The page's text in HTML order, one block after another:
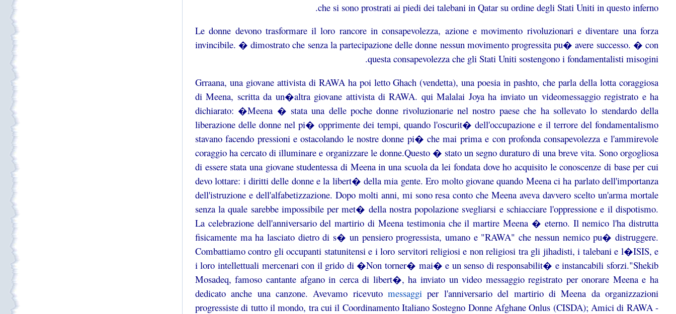
che si sono prostrati ai piedi dei talebani in Qatar su ordine degli Stati Uniti in questo inferno.
Le donne devono trasformare il loro rancore in consapevolezza, azione e movimento rivoluzionari e diventare una forza
invincibile. � dimostrato che senza la partecipazione delle donne nessun movimento progressita pu� avere successo. � con
questa consapevolezza che gli Stati Uniti sostengono i fondamentalisti misogini.
Grraana, una giovane attivista di RAWA ha poi letto Ghach (vendetta), una poesia in pashto, che parla della lotta coraggiosa
di Meena, scritta da un�altra giovane attivista di RAWA. qui Malalai Joya ha inviato un videomessaggio registrato e ha
dichiarato: �Meena � stata una delle poche donne rivoluzionarie nel nostro paese che ha sollevato lo stendardo della
liberazione delle donne nel pi� opprimente dei tempi, quando l'oscurit� dell'occupazione e il terrore del fondamentalismo
stavano facendo pressioni e ostacolando le nostre donne pi� che mai prima e con profonda consapevolezza e l'ammirevole
coraggio ha cercato di illuminare e organizzare le donne.Questo � stato un segno duraturo di una breve vita. Sono orgogliosa
di essere stata una giovane studentessa di Meena in una scuola da lei fondata dove ho acquisito le conoscenze di base per cui
devo lottare: i diritti delle donne e la libert� della mia gente. Ero molto giovane quando Meena ci ha parlato dell'importanza
dell'istruzione e dell'alfabetizzazione. Dopo molti anni, mi sono resa conto che Meena aveva davvero scelto un'arma mortale
senza la quale sarebbe impossibile per met� della nostra popolazione svegliarsi e schiacciare l'oppressione e il dispotismo.
La celebrazione dell'anniversario del martirio di Meena testimonia che il martire Meena � eterno. Il nemico l'ha distrutta
fisicamente ma ha lasciato dietro di s� un pensiero progressista, umano e "RAWA" che nessun nemico pu� distruggere.
Combattiamo contro gli occupanti statunitensi e i loro servitori religiosi e non religiosi tra gli jihadisti, i talebani e l�ISIS, e
i loro intellettuali mercenari con il grido di �Non torner� mai� e un senso di responsabilit� e instancabili sforzi."Shekib
Mosadeq, famoso cantante afgano in cerca di libert�, ha inviato un video messaggio registrato per onorare Meena e ha
dedicato anche una canzone. Avevamo ricevutomessaggi per l'anniversario del martirio di Meena da organizzazioni
progressiste di tutto il mondo, tra cui il Coordinamento Italiano Sostegno Donne Afghane Onlus (CISDA); Amici di RAWA -